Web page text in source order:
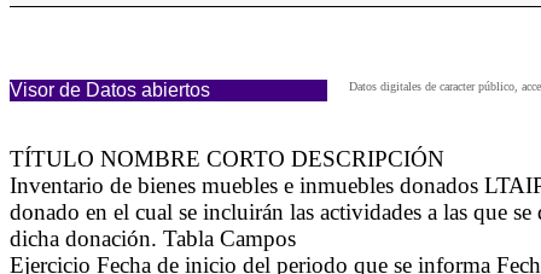
Visor de Datos abiertos Datos digitales de caracter público,
TÍTULO NOMBRE CORTO DESCRIPCIÓN
Inventario de bienes muebles e inmuebles donados
donado en el cual se incluirán las actividades a las que
dicha donación. Tabla Campos
Ejercicio Fecha de inicio del periodo que se informa